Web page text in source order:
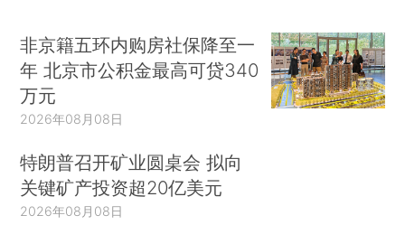
非京籍五环内购房社保降至一
年 北京市公积金最高可贷340
万元
2026年08月08日
特朗普召开矿业圆桌会 拟向
关键矿产投资超20亿美元
2026年08月08日